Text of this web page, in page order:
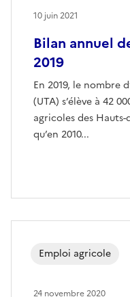
Bilan annuel
2019
En 2019, le nombre
(UTA) s’élève à 42
agricoles des
qu’en 2010...
10 juin 2021
Emploi agricole
24 novembre 2020